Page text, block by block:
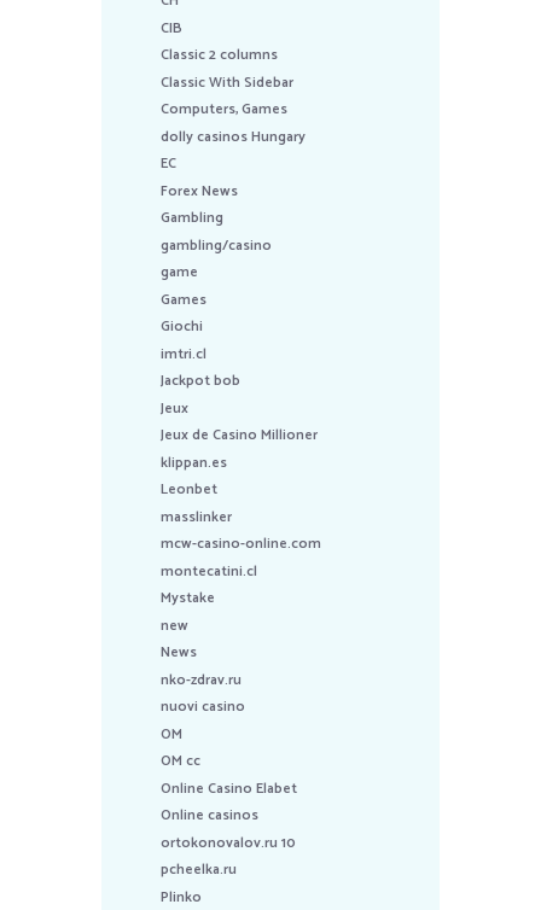
CIB
Classic 2 columns
Classic With Sidebar
Computers, Games
dolly casinos Hungary
EC
Forex News
Gambling
gambling/casino
game
Games
Giochi
imtri.cl
Jackpot bob
Jeux
Jeux de Casino Millioner
klippan.es
Leonbet
masslinker
mcw-casino-online.com
montecatini.cl
Mystake
new
News
nko-zdrav.ru
nuovi casino
OM
OM cc
Online Casino Elabet
Online casinos
ortokonovalov.ru 10
pcheelka.ru
Plinko